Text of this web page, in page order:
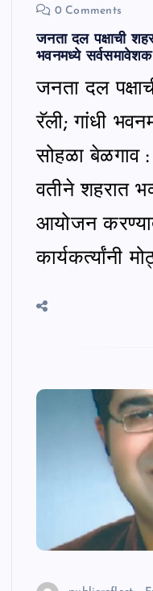
0 Comments
जनता दल पक्षाची
भवनमध्ये
जनता दल
रॅली; गांधी
सोहळा बेळगाव
वतीने शहरात
आयोजन
कार्यकर्त्यांनी